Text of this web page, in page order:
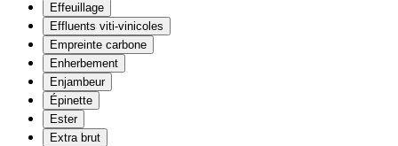
Effeuillage
Effluents viti-vinicoles
Empreinte carbone
Enherbement
Enjambeur
Épinette
Ester
Extra brut